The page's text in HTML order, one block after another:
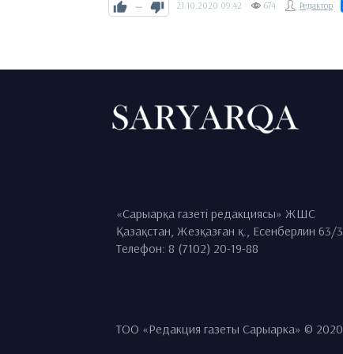
— 21.10.2020 09:42 674 Редактор
«Сарыарқа газеті редакциясы» ЖШС
Қазақстан, Жезқазған қ., Есенберлин 63/3
Телефон: 8 (7102) 20-19-88
ТОО «Редакция газеты Сарыарка» © 2020